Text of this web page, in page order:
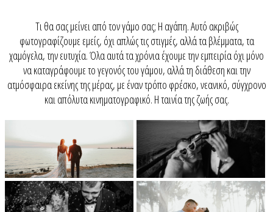
Τι θα σας μείνει από τον γάμο σας; Η αγάπη. Αυτό ακριβώς
φωτογραφίζουμε εμείς, όχι απλώς τις στιγμές, αλλά τα βλέμματα, τα
χαμόγελα, την ευτυχία. Όλα αυτά τα χρόνια έχουμε την εμπειρία όχι μόνο
να καταγράφουμε το γεγονός του γάμου, αλλά τη διάθεση και την
ατμόσφαιρα εκείνης της μέρας, με έναν τρόπο φρέσκο, νεανικό, σύγχρονο
και απόλυτα κινηματογραφικό. Η ταινία της ζωής σας.